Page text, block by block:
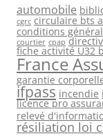
automobile
cgrc circulaire bts
conditions
courtier cpap
fiche activité U32
France
garantie
ifpass incendie
licence pro
relevé
résiliation loi